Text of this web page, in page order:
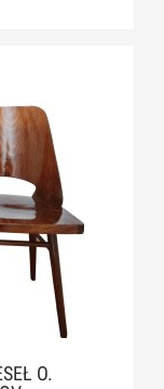
O.